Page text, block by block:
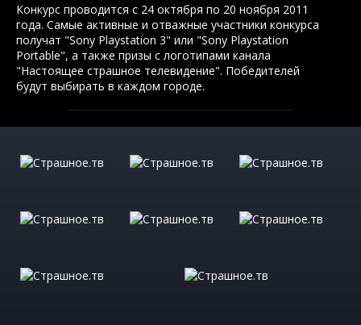
Конкурс проводится с 24 октября по 20 ноября 2011
года. Самые активные и отважные участники конкурса
получат "Sony Playstation 3" или "Sony Playstation
Portable", а также призы с логотипами канала
"Настоящее страшное телевидение". Победителей
будут выбирать в каждом городе.